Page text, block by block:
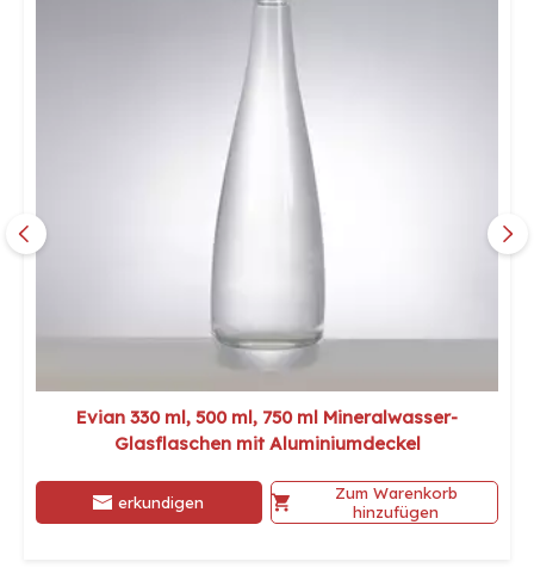
Evian 330 ml, 500 ml, 750 ml Mineralwasser-
Glasflaschen mit Aluminiumdeckel
erkundigen
Zum Warenkorb
hinzufügen